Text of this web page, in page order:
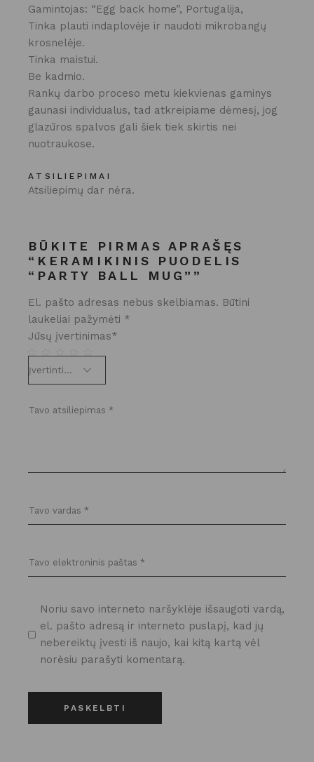
Gamintojas: “Egg back home”, Portugalija,
Tinka plauti indaplovėje ir naudoti mikrobangų
krosnelėje.
Tinka maistui.
Be kadmio.
Rankų darbo proceso metu kiekvienas gaminys
gaunasi individualus, tad atkreipiame dėmesį, jog
glazūros spalvos gali šiek tiek skirtis nei
nuotraukose.
ATSILIEPIMAI
Atsiliepimų dar nėra.
BŪKITE PIRMAS APRAŠĘS
“KERAMIKINIS PUODELIS
“PARTY BALL MUG””
El. pašto adresas nebus skelbiamas. Būtini
laukeliai pažymėti *
Jūsų įvertinimas*
Noriu savo interneto naršyklėje išsaugoti vardą,
el. pašto adresą ir interneto puslapį, kad jų
nebereiktų įvesti iš naujo, kai kitą kartą vėl
norėsiu parašyti komentarą.
PASKELBTI